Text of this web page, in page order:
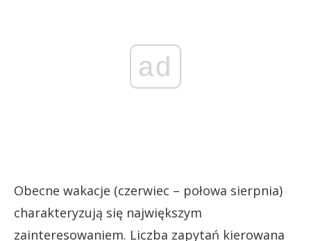
ad
Obecne wakacje (czerwiec – połowa sierpnia)
charakteryzują się największym
zainteresowaniem. Liczba zapytań kierowana